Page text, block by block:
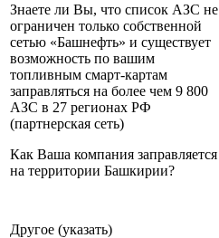
Знаете ли Вы, что список АЗС не
ограничен только собственной
сетью «Башнефть» и существует
возможность по вашим
топливным смарт-картам
заправляться на более чем 9 800
АЗС в 27 регионах РФ
(партнерская сеть)
Как Ваша компания заправляется
на территории Башкирии?
Другое (указать)